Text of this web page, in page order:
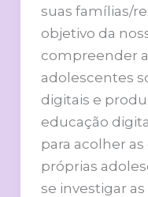
suas famílias/
objetivo da
compreender
adolescentes
digitais e
educação
para acolher
próprias
se investigar